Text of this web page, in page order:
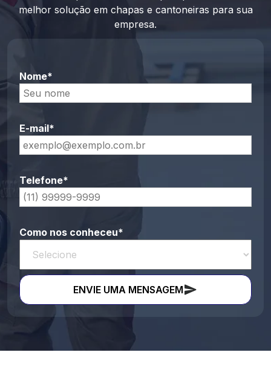
melhor solução em chapas e cantoneiras para sua
empresa.
Nome*
E-mail*
Telefone*
Como nos conheceu*
ENVIE UMA MENSAGEM